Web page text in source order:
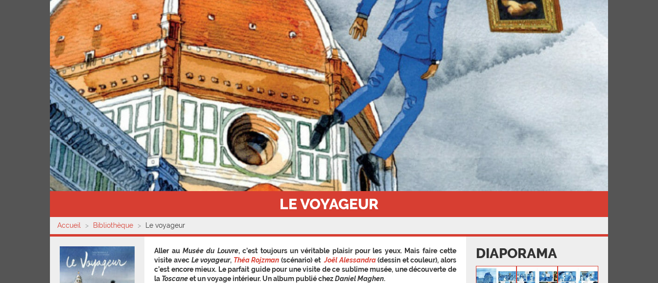
LE VOYAGEUR
Accueil Bibliothèque Le voyageur
Aller auMusée du Louvre, c’est toujours un véritable plaisir pour les yeux. Mais faire cette
visite avec Le voyageur, Théa Rojzman (scénario) etJoël Alessandra(dessin et couleur), alors
c’est encore mieux. Le parfait guide pour une visite de ce sublime musée, une découverte de
la Toscaneet un voyage intérieur. Un album publié chezDaniel Maghen.
DIAPORAMA